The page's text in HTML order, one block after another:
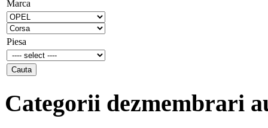
Marca
Piesa
Categorii dezmembrari